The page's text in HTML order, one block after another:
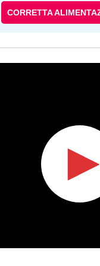
CORRETTA